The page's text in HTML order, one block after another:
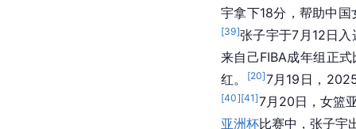
宇拿下18分，帮助中
[39]张子宇于7月12日
来自己FIBA成年组正
红。
[20]7月19日，
[40][41]7月20日，女篮
亚洲杯比赛中，张子宇